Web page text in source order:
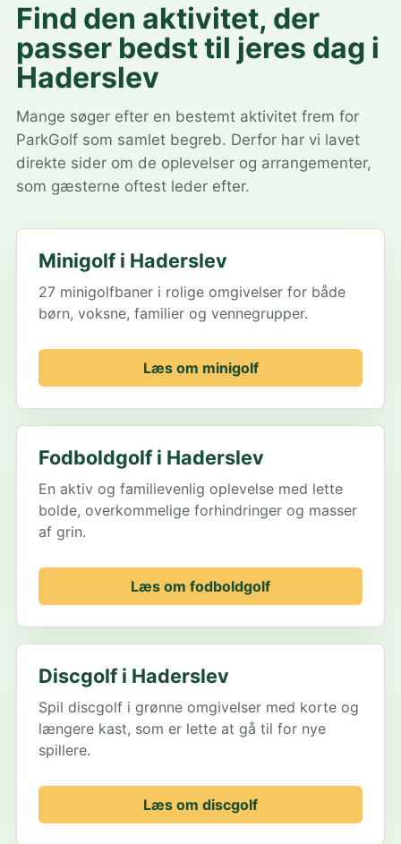
Find den aktivitet, der
passer bedst til jeres dag i
Haderslev
Mange søger efter en bestemt aktivitet frem for
ParkGolf som samlet begreb. Derfor har vi lavet
direkte sider om de oplevelser og arrangementer,
som gæsterne oftest leder efter.
Minigolf i Haderslev
27 minigolfbaner i rolige omgivelser for både
børn, voksne, familier og vennegrupper.
Læs om minigolf
Fodboldgolf i Haderslev
En aktiv og familievenlig oplevelse med lette
bolde, overkommelige forhindringer og masser
af grin.
Læs om fodboldgolf
Discgolf i Haderslev
Spil discgolf i grønne omgivelser med korte og
længere kast, som er lette at gå til for nye
spillere.
Læs om discgolf